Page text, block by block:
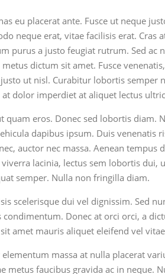
eu placerat ante. Fusce ut neque
neque erat, vitae facilisis erat.
purus a justo feugiat rutrum. Sed ac
dictum sit amet. Fusce
ut nisl. Curabitur lobortis semper
at dolor imperdiet at aliquet lectus
quam eros. Donec sed lobortis diam.
dapibus ipsum. Duis venenatis
auctor nec massa. Aenean
viverra lacinia, lectus sem lobortis
semper. Nulla non fringilla diam.
scelerisque dui vel dignissim. Sed
condimentum. Donec at orci orci, a
amet mauris aliquet eleifend vel
elementum massa at nulla placerat
metus faucibus gravida ac in neque.